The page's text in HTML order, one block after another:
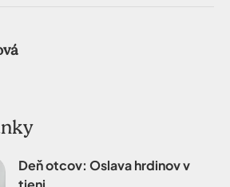
Deň otcov: Oslava hrdinov v